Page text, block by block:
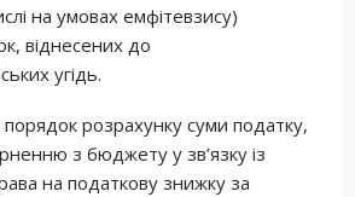
на умовах емфітевзису)
віднесених до
угідь.
розрахунку суми податку,
з бюджету у зв’язку із
на податкову знижку за